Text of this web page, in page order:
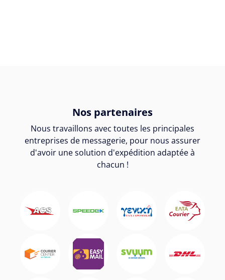
Nos partenaires
Nous travaillons avec toutes les principales
entreprises de messagerie, pour nous assurer
d'avoir une solution d'expédition adaptée à
chacun !